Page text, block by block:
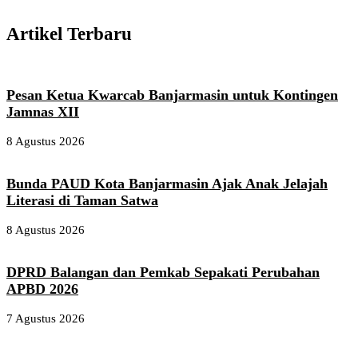
Artikel Terbaru
Pesan Ketua Kwarcab Banjarmasin untuk Kontingen
Jamnas XII
8 Agustus 2026
Bunda PAUD Kota Banjarmasin Ajak Anak Jelajah
Literasi di Taman Satwa
8 Agustus 2026
DPRD Balangan dan Pemkab Sepakati Perubahan
APBD 2026
7 Agustus 2026